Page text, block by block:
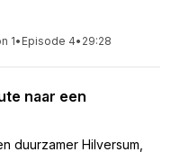
1• Episode 4• 29:28
naar een
duurzamer Hilversum,